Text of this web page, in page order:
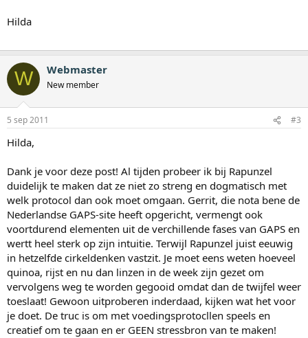
Hilda
W Webmaster
New member
5 sep 2011 #3
Hilda,
Dank je voor deze post! Al tijden probeer ik bij Rapunzel
duidelijk te maken dat ze niet zo streng en dogmatisch met
welk protocol dan ook moet omgaan. Gerrit, die nota bene de
Nederlandse GAPS-site heeft opgericht, vermengt ook
voortdurend elementen uit de verchillende fases van GAPS en
wertt heel sterk op zijn intuitie. Terwijl Rapunzel juist eeuwig
in hetzelfde cirkeldenken vastzit. Je moet eens weten hoeveel
quinoa, rijst en nu dan linzen in de week zijn gezet om
vervolgens weg te worden gegooid omdat dan de twijfel weer
toeslaat! Gewoon uitproberen inderdaad, kijken wat het voor
je doet. De truc is om met voedingsprotocllen speels en
creatief om te gaan en er GEEN stressbron van te maken!